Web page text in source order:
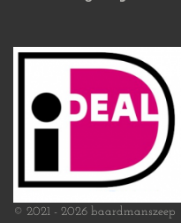
© 2021 - 2026 baardmanszeep